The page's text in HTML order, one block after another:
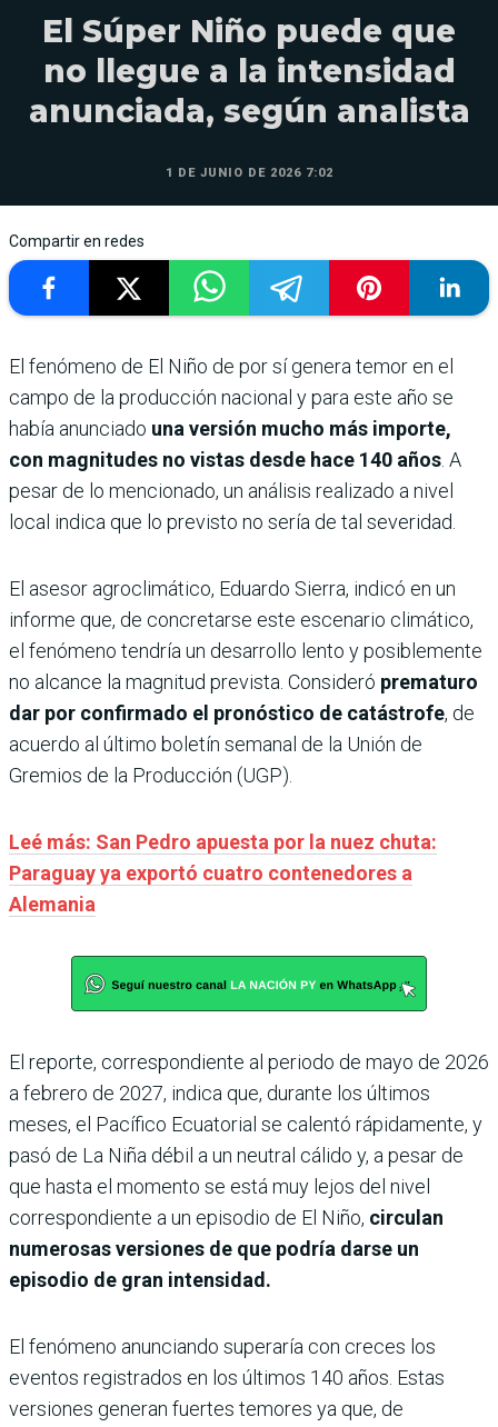
El Súper Niño puede que
no llegue a la intensidad
anunciada, según analista
1 DE JUNIO DE 2026 7:02
Compartir en redes
El fenómeno de El Niño de por sí genera temor en el
campo de la producción nacional y para este año se
había anunciado una versión mucho más importe,
con magnitudes no vistas desde hace 140 años . A
pesar de lo mencionado, un análisis realizado a nivel
local indica que lo previsto no sería de tal severidad.
El asesor agroclimático, Eduardo Sierra, indicó en un
informe que, de concretarse este escenario climático,
el fenómeno tendría un desarrollo lento y posiblemente
no alcance la magnitud prevista. Consideró prematuro
dar por confirmado el pronóstico de catástrofe, de
acuerdo al último boletín semanal de la Unión de
Gremios de la Producción (UGP).
Leé más: San Pedro apuesta por la nuez chuta:
Paraguay ya exportó cuatro contenedores a
Alemania
El reporte, correspondiente al periodo de mayo de 2026
a febrero de 2027, indica que, durante los últimos
meses, el Pacífico Ecuatorial se calentó rápidamente, y
pasó de La Niña débil a un neutral cálido y, a pesar de
que hasta el momento se está muy lejos del nivel
correspondiente a un episodio de El Niño, circulan
numerosas versiones de que podría darse un
episodio de gran intensidad.
El fenómeno anunciando superaría con creces los
eventos registrados en los últimos 140 años. Estas
versiones generan fuertes temores ya que, de